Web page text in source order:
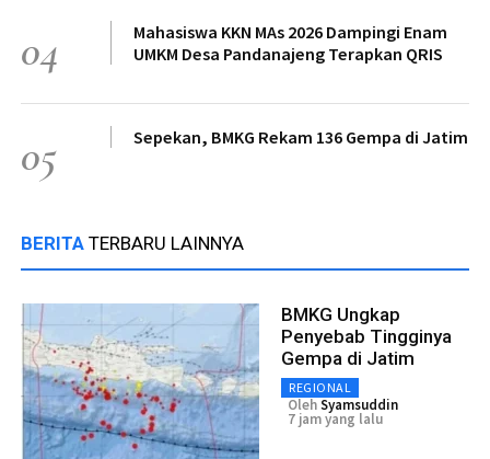
04
Mahasiswa KKN MAs 2026 Dampingi Enam
UMKM Desa Pandanajeng Terapkan QRIS
05 Sepekan, BMKG Rekam 136 Gempa di Jatim
BERITA TERBARU LAINNYA
BMKG Ungkap
Penyebab Tingginya
Gempa di Jatim
REGIONAL
OlehSyamsuddin
7 jam yang lalu